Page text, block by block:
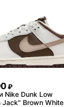
₽
Nike Dunk Low
Jack" Brown White